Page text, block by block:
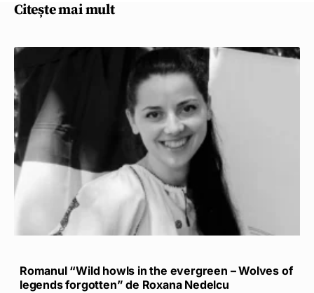
Citește mai mult
Romanul “Wild howls in the evergreen – Wolves of
legends forgotten” de Roxana Nedelcu